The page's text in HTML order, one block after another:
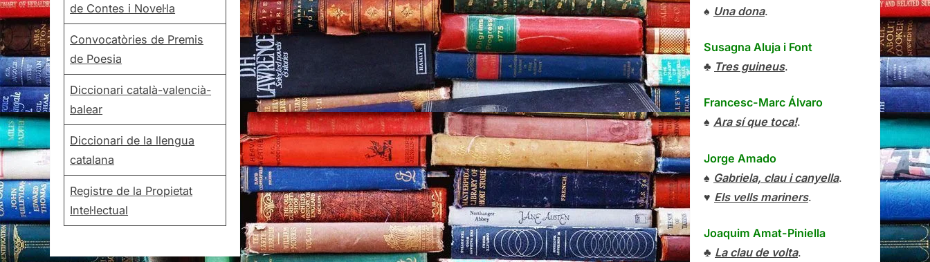
de Contes i Novel·la
Convocatòries de Premis
de Poesia
Diccionari català-valencià-
balear
Diccionari de la llengua
catalana
Registre de la Propietat
Intel·lectual
♠ Una dona.
Susagna Aluja i Font
♣ Tres guineus.
Francesc-Marc Álvaro
♠ Ara sí que toca!.
Jorge Amado
♠ Gabriela, clau i canyella.
♥ Els vells mariners.
Joaquim Amat-Piniella
♣ La clau de volta.